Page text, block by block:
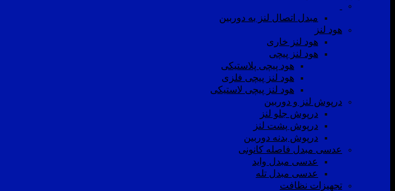
مبدل اتصال لنز به دوربین
هود لنز
هود لنز خاری
هود لنز پیچی
هود پیچی پلاستیکی
هود لنز پیچی فلزی
هود لنز پیچی لاستیکی
درپوش لنز و دوربین
درپوش جلو لنز
درپوش پشت لنز
درپوش بدنه دوربین
عدسی مبدل فاصله کانونی
عدسی مبدل واید
عدسی مبدل تله
تجهیزات نظافت